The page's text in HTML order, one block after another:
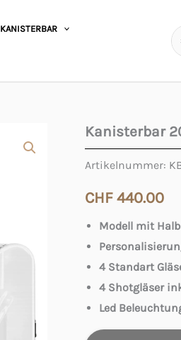
KANISTERBAR
Kanisterbar
Artikelnummer:
CHF440.00
Modell mit
4 Standart
4 Shotgläser
Led
Kanisterbar
Eishockey
WM
2026
mit
Fotodruck
Menge